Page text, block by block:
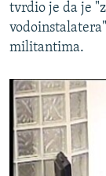
tvrdio je da je
militantima.